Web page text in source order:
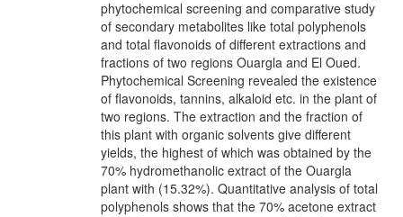
phytochemical screening and comparative study
of secondary metabolites like total polyphenols
and total flavonoids of different extractions and
fractions of two regions Ouargla and El Oued.
Phytochemical Screening revealed the existence
of flavonoids, tannins, alkaloid etc. in the plant of
two regions. The extraction and the fraction of
this plant with organic solvents give different
yields, the highest of which was obtained by the
70% hydromethanolic extract of the Ouargla
plant with (15.32%). Quantitative analysis of total
polyphenols shows that the 70% acetone extract